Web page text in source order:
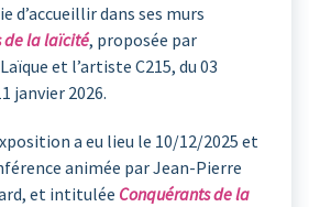
d’accueillir dans ses murs
de la laïcité, proposée par
et l’artiste C215, du 03
janvier 2026.
a eu lieu le 10/12/2025 et
animée par Jean-Pierre
et intitulée Conquérants de la